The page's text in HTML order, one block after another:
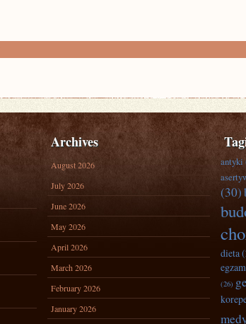
Archives
August 2026
July 2026
June 2026
May 2026
April 2026
March 2026
February 2026
January 2026
antyki
(30)
dieta
(26)